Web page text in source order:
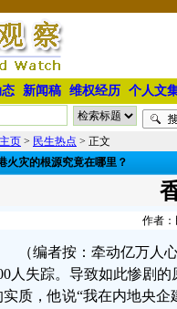
态 新闻稿 维权经历 个人文
页 > 民生热点 > 正文
火灾的根源究竟在哪里？
作者：
（编者按：牵动亿万人
人失踪。导致如此惨剧
实质，他说“我在内地央